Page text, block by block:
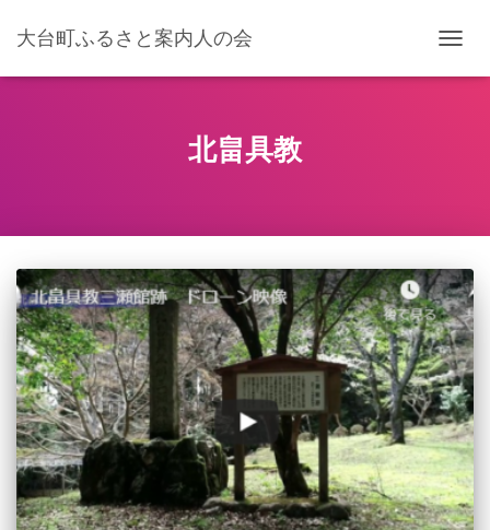
大台町ふるさと案内人の会
ビ
え
北畠具教